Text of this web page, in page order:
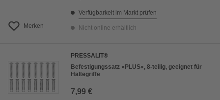
Merken
Verfügbarkeit im Markt prüfen
Nicht online erhältlich
PRESSALIT®
Befestigungssatz »PLUS«, 8-teilig, geeignet für
Haltegriffe
7,99 €